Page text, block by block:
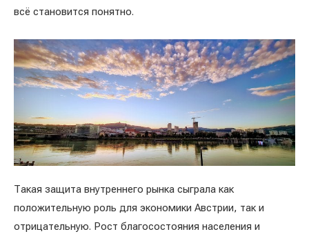
всё становится понятно.
Такая защита внутреннего рынка сыграла как
положительную роль для экономики Австрии, так и
отрицательную. Рост благосостояния населения и